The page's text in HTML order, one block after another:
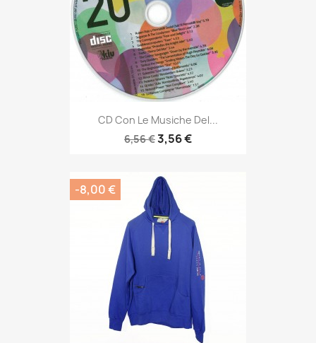
CD Con Le Musiche Del...
6,56 €3,56 €
-8,00 €